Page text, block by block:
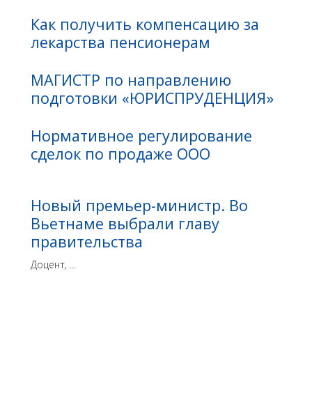
Как получить компенсацию за
лекарства пенсионерам
МАГИСТР по направлению
подготовки «ЮРИСПРУДЕНЦИЯ»
Нормативное регулирование
сделок по продаже ООО
Новый премьер-министр. Во
Вьетнаме выбрали главу
правительства
Доцент, ...